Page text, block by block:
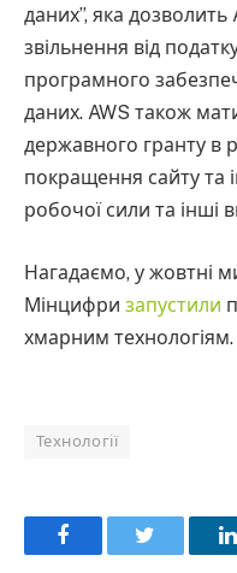
даних”, яка
звільнення від
програмного
даних. AWS також
державного гранту в
покращення сайту та
робочої сили та інші
Нагадаємо, у жовтні
Мінцифри запустили
хмарним технологіям.
Технології
Facebook